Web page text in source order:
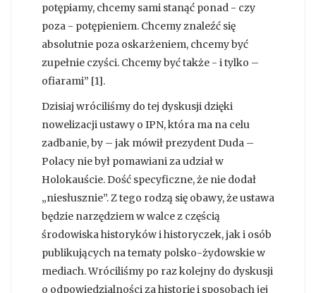
potępiamy, chcemy sami stanąć ponad - czy
poza - potępieniem. Chcemy znaleźć się
absolutnie poza oskarżeniem, chcemy być
zupełnie czyści. Chcemy być także - i tylko –
ofiarami” [1].
Dzisiaj wróciliśmy do tej dyskusji dzięki
nowelizacji ustawy o IPN, która ma na celu
zadbanie, by – jak mówił prezydent Duda –
Polacy nie był pomawiani za udział w
Holokauście. Dość specyficzne, że nie dodał
„niesłusznie”. Z tego rodzą się obawy, że ustawa
będzie narzędziem w walce z częścią
środowiska historyków i historyczek, jak i osób
publikujących na tematy polsko-żydowskie w
mediach. Wróciliśmy po raz kolejny do dyskusji
o odpowiedzialności za historię i sposobach jej